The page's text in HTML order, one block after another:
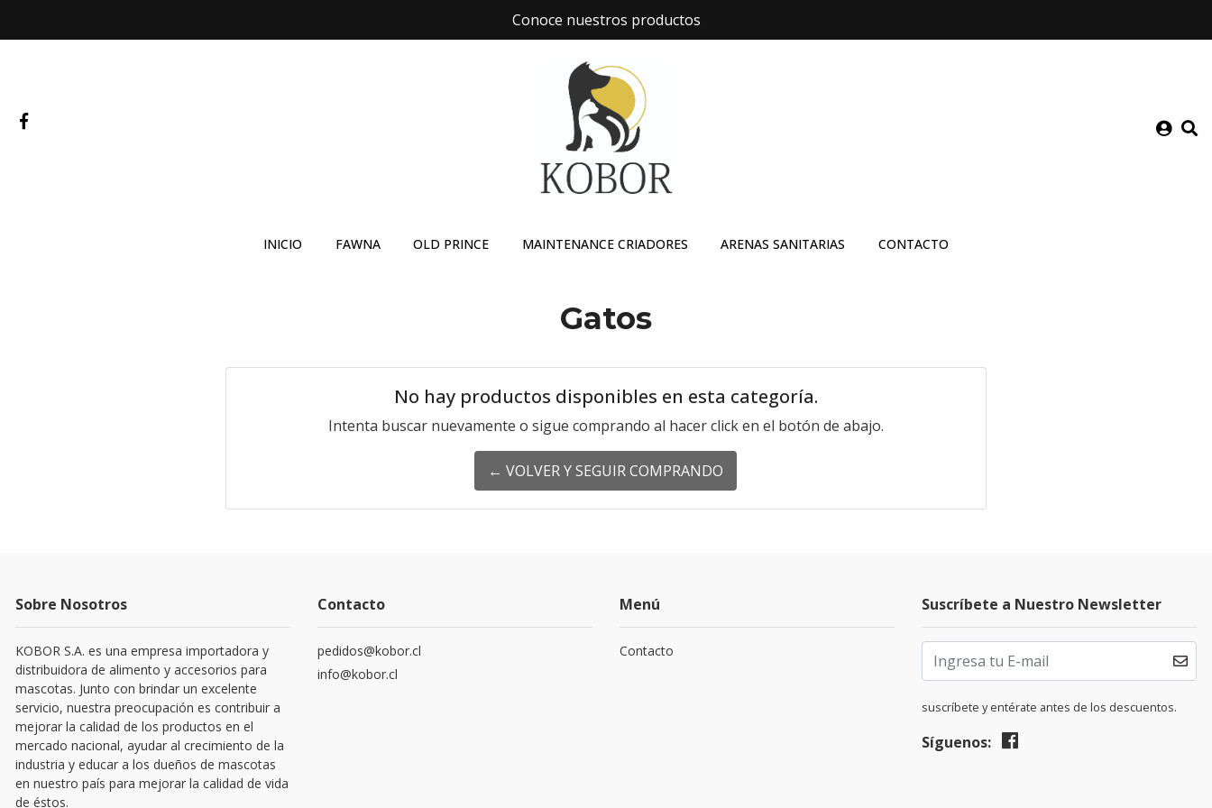
Conoce nuestros productos
INICIO FAWNA OLD PRINCE MAINTENANCE CRIADORES ARENAS SANITARIAS CONTACTO
Gatos
No hay productos disponibles en esta categoría.
Intenta buscar nuevamente o sigue comprando al hacer click en el botón de abajo.
← VOLVER Y SEGUIR COMPRANDO
Sobre Nosotros
KOBOR S.A. es una empresa importadora y
distribuidora de alimento y accesorios para
mascotas. Junto con brindar un excelente
servicio, nuestra preocupación es contribuir a
mejorar la calidad de los productos en el
mercado nacional, ayudar al crecimiento de la
industria y educar a los dueños de mascotas
en nuestro país para mejorar la calidad de vida
de éstos.
Contacto
pedidos@kobor.cl
info@kobor.cl
Menú
Contacto
Suscríbete a Nuestro Newsletter
suscríbete y entérate antes de los descuentos.
Síguenos: